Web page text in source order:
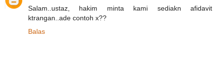
Salam..ustaz, hakim minta kami sediakn afidavit
ktrangan..ade contoh x??
Balas